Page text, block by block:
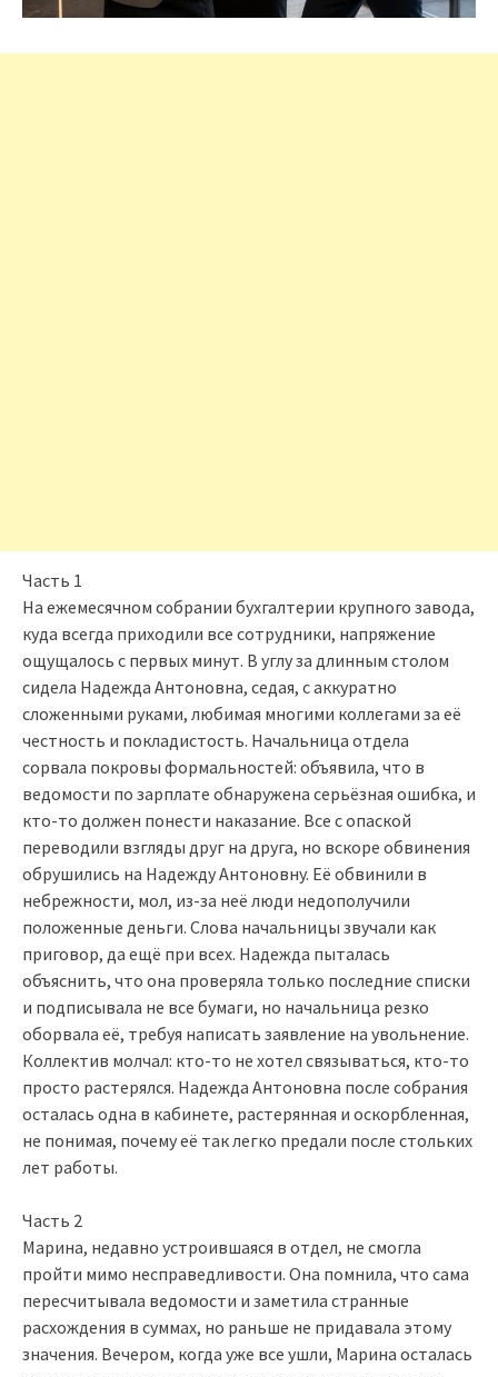
Часть 1
На ежемесячном собрании бухгалтерии крупного завода,
куда всегда приходили все сотрудники, напряжение
ощущалось с первых минут. В углу за длинным столом
сидела Надежда Антоновна, седая, с аккуратно
сложенными руками, любимая многими коллегами за её
честность и покладистость. Начальница отдела
сорвала покровы формальностей: объявила, что в
ведомости по зарплате обнаружена серьёзная ошибка, и
кто-то должен понести наказание. Все с опаской
переводили взгляды друг на друга, но вскоре обвинения
обрушились на Надежду Антоновну. Её обвинили в
небрежности, мол, из-за неё люди недополучили
положенные деньги. Слова начальницы звучали как
приговор, да ещё при всех. Надежда пыталась
объяснить, что она проверяла только последние списки
и подписывала не все бумаги, но начальница резко
оборвала её, требуя написать заявление на увольнение.
Коллектив молчал: кто-то не хотел связываться, кто-то
просто растерялся. Надежда Антоновна после собрания
осталась одна в кабинете, растерянная и оскорбленная,
не понимая, почему её так легко предали после стольких
лет работы.
Часть 2
Марина, недавно устроившаяся в отдел, не смогла
пройти мимо несправедливости. Она помнила, что сама
пересчитывала ведомости и заметила странные
расхождения в суммах, но раньше не придавала этому
значения. Вечером, когда уже все ушли, Марина осталась